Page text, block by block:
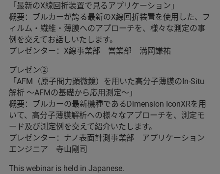
「最新のX線回折装置で見るアプリケーション」
概要：ブルカーが誇る最新のX線回折装置を使用した、フ
ィルム・繊維・薄膜へのアプローチを、様々な測定の事
例を交えてお話しいたします。
プレゼンター：X線事業部 営業部 満岡謙祐
プレゼン②
「AFM（原子間力顕微鏡）を用いた高分子薄膜のIn-Situ
解析 ～AFMの基礎から応用測定～」
概要：ブルカーの最新機種であるDimension IconXRを用
いて、高分子薄膜解析への様々なアプローチを、測定モ
ード及び測定例を交えて紹介いたします。
プレゼンター：ナノ表面計測事業部 アプリケーション
エンジニア 寺山剛司
This webinar is held in Japanese.